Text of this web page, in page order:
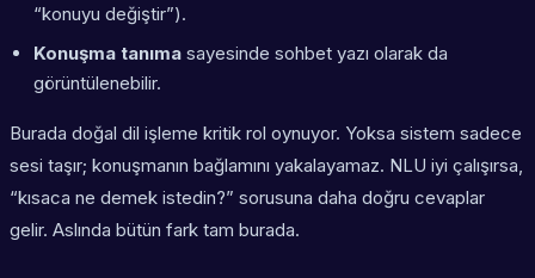
“konuyu değiştir”).
Konuşma tanıma sayesinde sohbet yazı olarak da
görüntülenebilir.
Burada doğal dil işleme kritik rol oynuyor. Yoksa sistem sadece
sesi taşır; konuşmanın bağlamını yakalayamaz. NLU iyi çalışırsa,
“kısaca ne demek istedin?” sorusuna daha doğru cevaplar
gelir. Aslında bütün fark tam burada.